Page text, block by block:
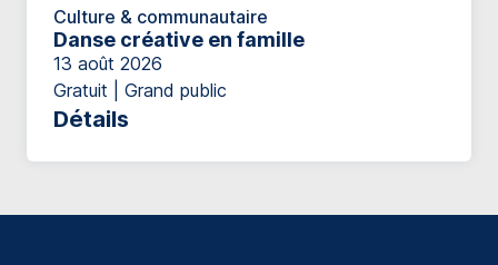
Culture & communautaire
Danse créative en famille
13 août 2026
Gratuit | Grand public
Détails